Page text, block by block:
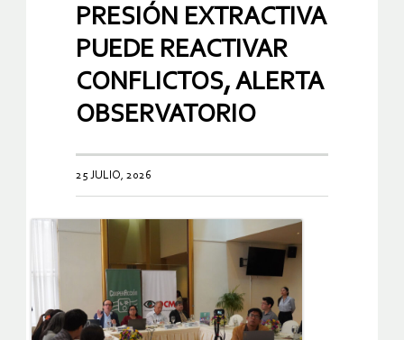
PRESIÓN EXTRACTIVA
PUEDE REACTIVAR
CONFLICTOS, ALERTA
OBSERVATORIO
25 JULIO, 2026